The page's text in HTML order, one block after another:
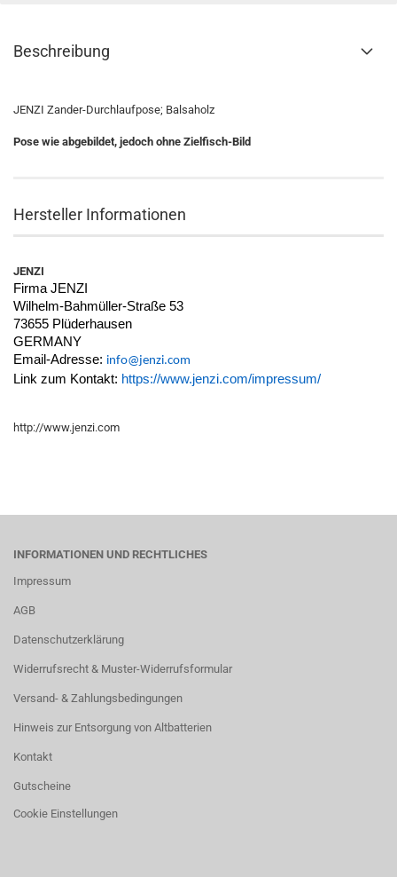
Beschreibung
JENZI Zander-Durchlaufpose; Balsaholz
Pose wie abgebildet, jedoch ohne Zielfisch-Bild
Hersteller Informationen
JENZI
Firma JENZI
Wilhelm-Bahmüller-Straße 53
73655 Plüderhausen
GERMANY
Email-Adresse: info@jenzi.com
Link zum Kontakt: https://www.jenzi.com/impressum/
http://www.jenzi.com
INFORMATIONEN UND RECHTLICHES
Impressum
AGB
Datenschutzerklärung
Widerrufsrecht & Muster-Widerrufsformular
Versand- & Zahlungsbedingungen
Hinweis zur Entsorgung von Altbatterien
Kontakt
Gutscheine
Cookie Einstellungen